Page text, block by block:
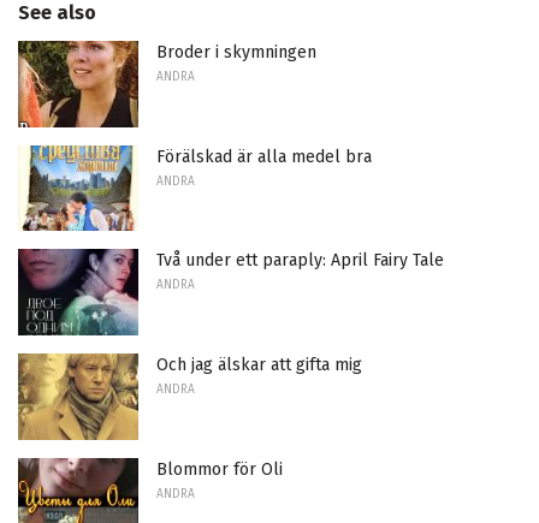
See also
Broder i skymningen
ANDRA
Förälskad är alla medel bra
ANDRA
Två under ett paraply: April Fairy Tale
ANDRA
Och jag älskar att gifta mig
ANDRA
Blommor för Oli
ANDRA